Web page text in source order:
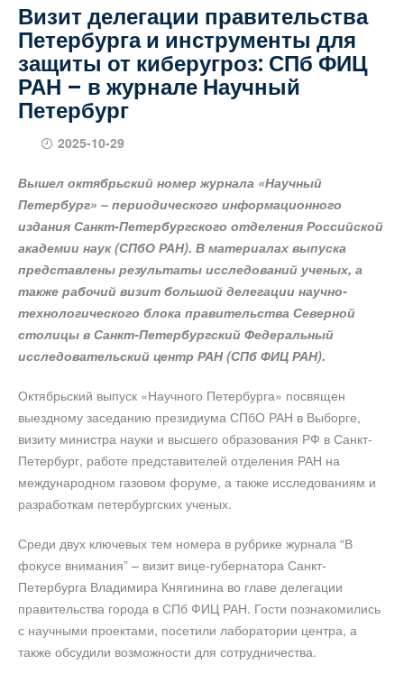
Визит делегации правительства
Петербурга и инструменты для
защиты от киберугроз: СПб ФИЦ
РАН – в журнале Научный
Петербург
2025-10-29
Вышел октябрьский номер журнала «Научный
Петербург» – периодического информационного
издания Санкт-Петербургского отделения Российской
академии наук (СПбО РАН). В материалах выпуска
представлены результаты исследований ученых, а
также рабочий визит большой делегации научно-
технологического блока правительства Северной
столицы в Санкт-Петербургский Федеральный
исследовательский центр РАН (СПб ФИЦ РАН).
Октябрьский выпуск «Научного Петербурга» посвящен
выездному заседанию президиума СПбО РАН в Выборге,
визиту министра науки и высшего образования РФ в Санкт-
Петербург, работе представителей отделения РАН на
международном газовом форуме, а также исследованиям и
разработкам петербургских ученых.
Среди двух ключевых тем номера в рубрике журнала “В
фокусе внимания” – визит вице-губернатора Санкт-
Петербурга Владимира Княгинина во главе делегации
правительства города в СПб ФИЦ РАН. Гости познакомились
с научными проектами, посетили лаборатории центра, а
также обсудили возможности для сотрудничества.